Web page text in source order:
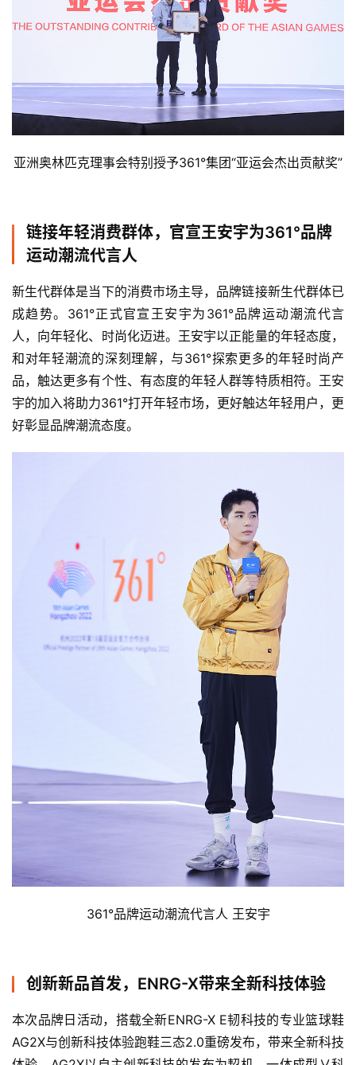
赛
装
频
亚洲奥林匹克理事会特别授予361°集团“亚运会杰出贡献奖”
链接年轻消费群体，官宣王安宇为361°品牌
运动潮流代言人
新生代群体是当下的消费市场主导，品牌链接新生代群体已
成趋势。361°正式官宣王安宇为361°品牌运动潮流代言
人，向年轻化、时尚化迈进。王安宇以正能量的年轻态度，
和对年轻潮流的深刻理解，与361°探索更多的年轻时尚产
品，触达更多有个性、有态度的年轻人群等特质相符。王安
宇的加入将助力361°打开年轻市场，更好触达年轻用户，更
好彰显品牌潮流态度。
361°品牌运动潮流代言人 王安宇
创新新品首发，ENRG-X带来全新科技体验
本次品牌日活动，搭载全新ENRG-X E韧科技的专业篮球鞋
AG2X与创新科技体验跑鞋三态2.0重磅发布，带来全新科技